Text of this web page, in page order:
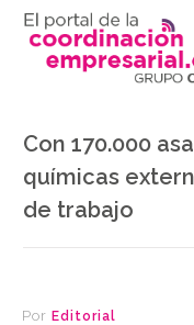
Con 170.000
químicas
de trabajo
Por Editorial